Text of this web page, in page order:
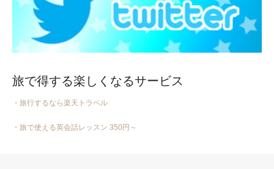
旅で得する楽しくなるサービス
・旅行するなら楽天トラベル
・旅で使える英会話レッスン 350円～